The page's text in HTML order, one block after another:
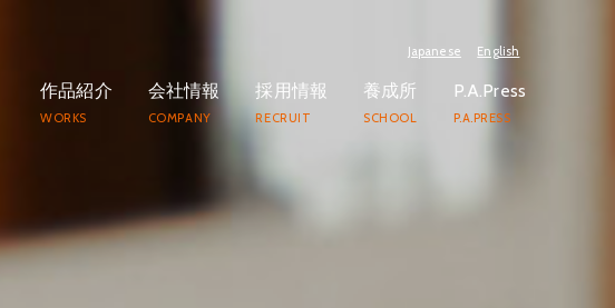
Japanese English
作品紹介
WORKS
会社情報
COMPANY
採用情報
RECRUIT
養成所
SCHOOL
P.A.Press
P.A.PRESS